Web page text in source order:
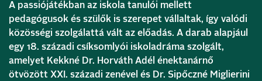
A passiójátékban az iskola tanulói mellett
pedagógusok és szülők is szerepet vállaltak, így valódi
közösségi szolgálattá vált az előadás. A darab alapjául
egy 18. századi csíksomlyói iskoladráma szolgált,
amelyet Kekkné Dr. Horváth Adél énektanárnő
ötvözött XXI. századi zenével és Dr. Sipőczné Miglierini